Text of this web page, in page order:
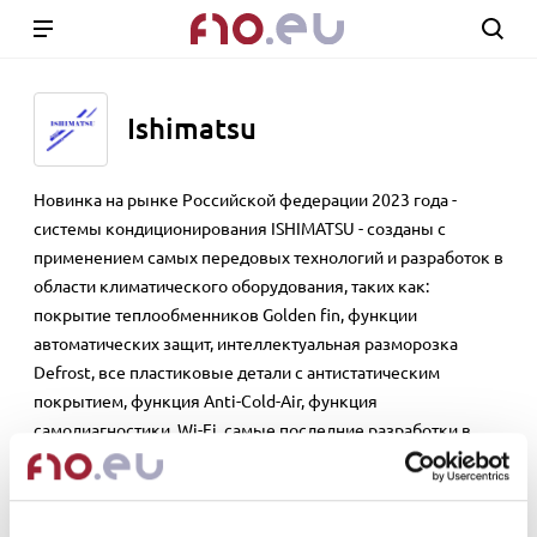
Ishimatsu
Новинка на рынке Российской федерации 2023 года -
системы кондиционирования ISHIMATSU - созданы с
применением самых передовых технологий и разработок в
области климатического оборудования, таких как:
покрытие теплообменников Golden fin, функции
автоматических защит, интеллектуальная разморозка
Defrost, все пластиковые детали с антистатическим
покрытием, функция Anti-Cold-Air, функция
самодиагностики, Wi-Fi, самые последние разработки в
области инверторных технологий и так далее. ISHIMATSU
предлагает на рынке Российской федерации и стран СНГ